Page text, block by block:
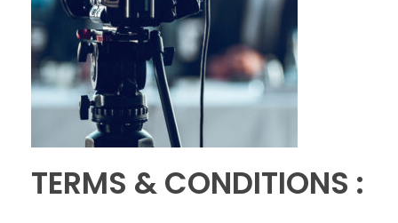
TERMS & CONDITIONS :